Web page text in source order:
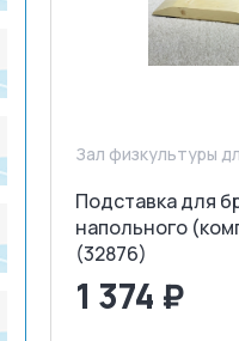
Зал физкультуры
Подставка для
напольного
(32876)
1 374 ₽